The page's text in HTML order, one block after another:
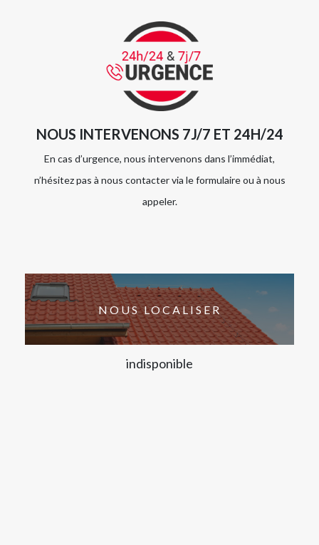
NOUS INTERVENONS 7J/7 ET 24H/24
En cas d’urgence, nous intervenons dans l’immédiat,
n’hésitez pas à nous contacter via le formulaire ou à nous
appeler.
NOUS LOCALISER
indisponible